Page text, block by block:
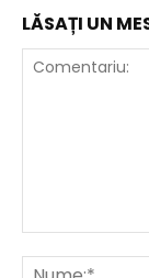
LĂSAȚI UN